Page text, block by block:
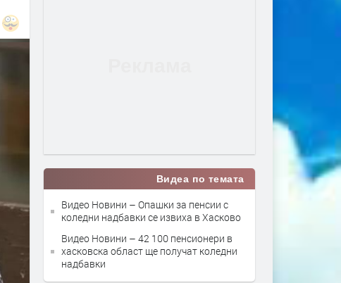
Видеа по темата
Видео Новини – Опашки за пенсии с
коледни надбавки се извиха в Хасково
Видео Новини – 42 100 пенсионери в
хасковска област ще получат коледни
надбавки